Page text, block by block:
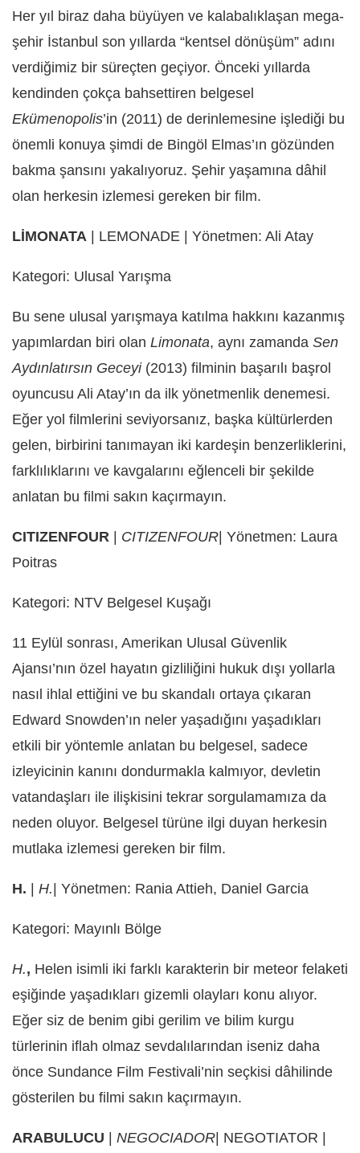
Her yıl biraz daha büyüyen ve kalabalıklaşan mega-
şehir İstanbul son yıllarda “kentsel dönüşüm” adını
verdiğimiz bir süreçten geçiyor. Önceki yıllarda
kendinden çokça bahsettiren belgesel
Ekümenopolis’in (2011) de derinlemesine işlediği bu
önemli konuya şimdi de Bingöl Elmas’ın gözünden
bakma şansını yakalıyoruz. Şehir yaşamına dâhil
olan herkesin izlemesi gereken bir film.
LİMONATA | LEMONADE | Yönetmen: Ali Atay
Kategori: Ulusal Yarışma
Bu sene ulusal yarışmaya katılma hakkını kazanmış
yapımlardan biri olan Limonata, aynı zamanda Sen
Aydınlatırsın Geceyi(2013) filminin başarılı başrol
oyuncusu Ali Atay’ın da ilk yönetmenlik denemesi.
Eğer yol filmlerini seviyorsanız, başka kültürlerden
gelen, birbirini tanımayan iki kardeşin benzerliklerini,
farklılıklarını ve kavgalarını eğlenceli bir şekilde
anlatan bu filmi sakın kaçırmayın.
CITIZENFOUR | CITIZENFOUR| Yönetmen: Laura
Poitras
Kategori: NTV Belgesel Kuşağı
11 Eylül sonrası, Amerikan Ulusal Güvenlik
Ajansı’nın özel hayatın gizliliğini hukuk dışı yollarla
nasıl ihlal ettiğini ve bu skandalı ortaya çıkaran
Edward Snowden’ın neler yaşadığını yaşadıkları
etkili bir yöntemle anlatan bu belgesel, sadece
izleyicinin kanını dondurmakla kalmıyor, devletin
vatandaşları ile ilişkisini tekrar sorgulamamıza da
neden oluyor. Belgesel türüne ilgi duyan herkesin
mutlaka izlemesi gereken bir film.
H. | H.| Yönetmen: Rania Attieh, Daniel Garcia
Kategori: Mayınlı Bölge
H., Helen isimli iki farklı karakterin bir meteor felaketi
eşiğinde yaşadıkları gizemli olayları konu alıyor.
Eğer siz de benim gibi gerilim ve bilim kurgu
türlerinin iflah olmaz sevdalılarından iseniz daha
önce Sundance Film Festivali’nin seçkisi dâhilinde
gösterilen bu filmi sakın kaçırmayın.
ARABULUCU | NEGOCIADOR| NEGOTIATOR |